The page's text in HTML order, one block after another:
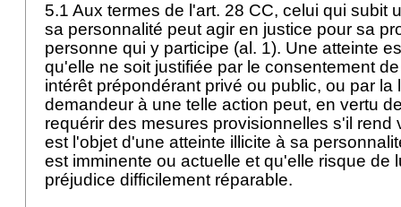
5.1 Aux termes de l'art. 28 CC, celui qui subit
sa personnalité peut agir en justice pour sa
personne qui y participe (al. 1). Une atteinte
qu'elle ne soit justifiée par le consentement
intérêt prépondérant privé ou public, ou par la
demandeur à une telle action peut, en vertu
requérir des mesures provisionnelles s'il rend
est l'objet d'une atteinte illicite à sa
est imminente ou actuelle et qu'elle risque de
préjudice difficilement réparable.